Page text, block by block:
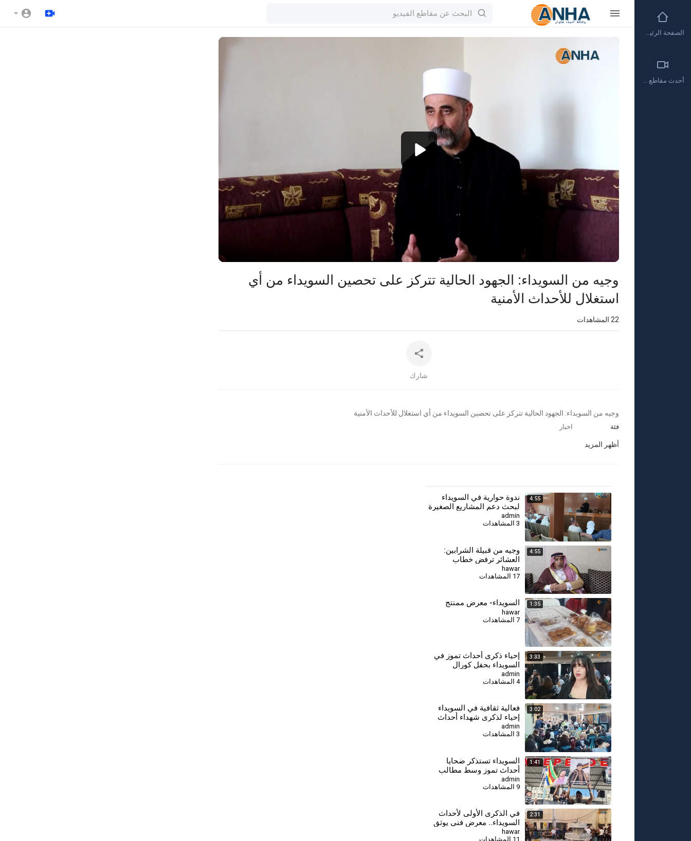
Video
1080p
وجيه من السويداء: الجهود الحالية تتركز على تحصين السويداء من أي
استغلال للأحداث الأمنية
22 المشاهدات
شارك
⁣وجيه من السويداء: الجهود الحالية تتركز على تحصين السويداء من أي استغلال للأحداث الأمنية
فئة اخبار
أظهر المزيد
4:55
⁣ندوة حوارية في السويداء
لبحث دعم المشاريع الصغيرة
وتعزيز الشراكات الاستثمارية
admin
3 المشاهدات
4:55
وجيه من قبيلة الشرابين:
العشائر ترفض خطاب
الكراهية وتؤكد تمسكها بوحدة
المجتمع
hawar
17 المشاهدات
1:35 السويداء- معرض ممنتج
hawar
7 المشاهدات
3:33
⁣إحياء ذكرى أحداث تموز في
السويداء بحفل كورال
admin
4 المشاهدات
3:02
فعالية ثقافية في السويداء
إحياء لذكرى شهداء أحداث
تموز
admin
3 المشاهدات
1:41
السويداء تستذكر ضحايا
أحداث تموز وسط مطالب
بكشف مصير المفقودين
admin
9 المشاهدات
2:31
في الذكرى الأولى لأحداث
السويداء.. معرض فني يوثق
مأساة المدنيين
hawar
11 المشاهدات
الصفحة الرئيسية
أحدث مقاطع الفيديو